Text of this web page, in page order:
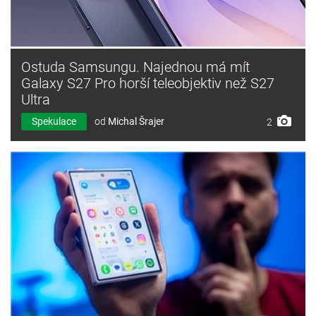
Ostuda Samsungu. Najednou má mít
Galaxy S27 Pro horší teleobjektiv než S27
Ultra
Spekulace od Michal Šrajer 2